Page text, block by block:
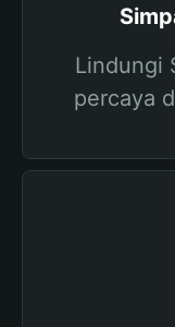
Lindungi
percaya